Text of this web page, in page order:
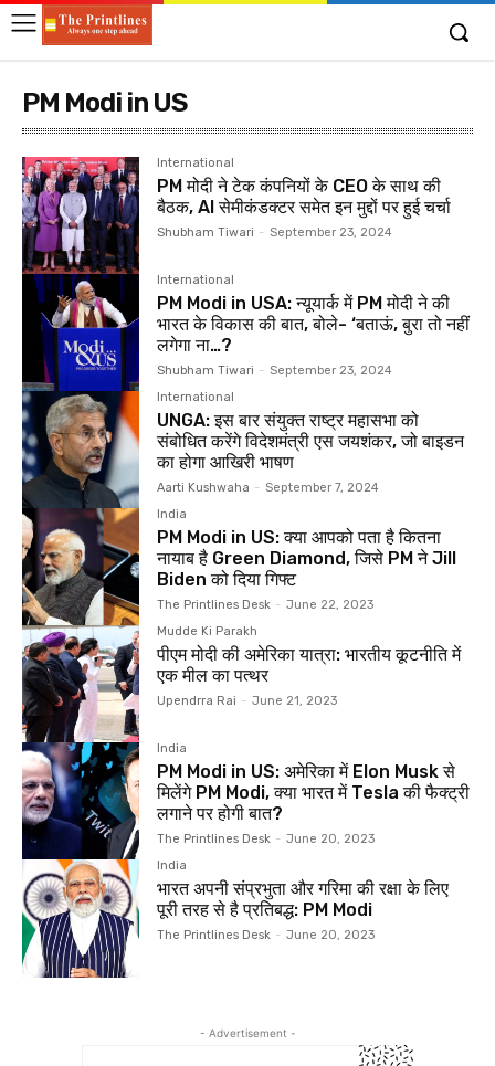
PM Modi in US
International
PM मोदी ने टेक कंपनियों के CEO के साथ की
बैठक, AI सेमीकंडक्टर समेत इन मुद्दों पर हुई चर्चा
Shubham Tiwari - September 23, 2024
International
PM Modi in USA: न्यूयार्क में PM मोदी ने की
भारत के विकास की बात, बोले- ‘बताऊं, बुरा तो नहीं
लगेगा ना…?
Shubham Tiwari - September 23, 2024
International
UNGA: इस बार संयुक्त राष्ट्र महासभा को
संबोधित करेंगे विदेशमंत्री एस जयशंकर, जो बाइडन
का होगा आखिरी भाषण
Aarti Kushwaha - September 7, 2024
India
PM Modi in US: क्या आपको पता है कितना
नायाब है Green Diamond, जिसे PM ने Jill
Biden को दिया गिफ्ट
The Printlines Desk - June 22, 2023
Mudde Ki Parakh
पीएम मोदी की अमेरिका यात्रा: भारतीय कूटनीति में
एक मील का पत्थर
Upendrra Rai - June 21, 2023
India
PM Modi in US: अमेरिका में Elon Musk से
मिलेंगे PM Modi, क्या भारत में Tesla की फैक्ट्री
लगाने पर होगी बात?
The Printlines Desk - June 20, 2023
India
भारत अपनी संप्रभुता और गरिमा की रक्षा के लिए
पूरी तरह से है प्रतिबद्ध: PM Modi
The Printlines Desk - June 20, 2023
- Advertisement -